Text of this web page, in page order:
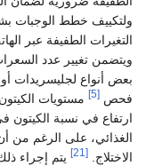
ولتكييف خطط الوجبات
التغيرات الطفيفة عبر
ويتضمن تغيير عدد
بعض أنواع لجليسريدات أو
فحص [5]
مستويات
ارتفاع في نسبة الكيتون
الغذائي، على الرغم من
الاختلاج. [21]
يتم إجراء